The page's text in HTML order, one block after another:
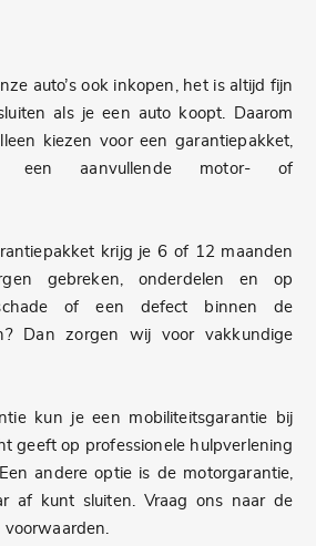
auto’s ook inkopen, het is altijd fijn
als je een auto koopt. Daarom
kiezen voor een garantiepakket,
een aanvullende motor- of
krijg je 6 of 12 maanden
gebreken, onderdelen en op
of een defect binnen de
Dan zorgen wij voor vakkundige
kun je een mobiliteitsgarantie bij
geeft op professionele hulpverlening
andere optie is de motorgarantie,
af kunt sluiten. Vraag ons naar de